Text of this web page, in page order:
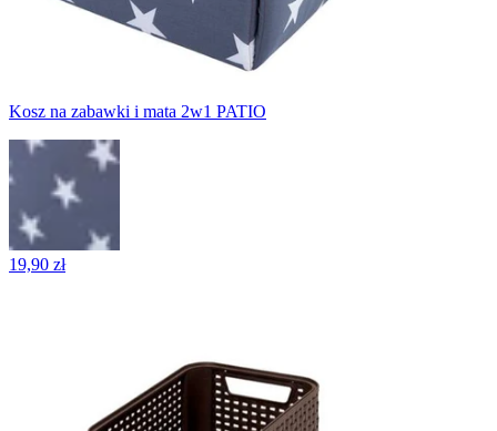
Kosz na zabawki i mata 2w1 PATIO
19,90 zł